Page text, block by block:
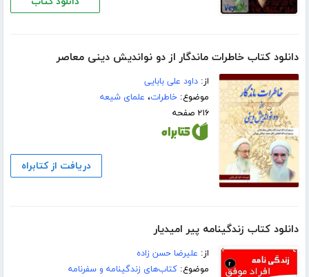
دانلود کتاب خاطرات ماندگار از دو نواندیش دینی معاصر
از:داود علی بابایی
موضوع:خاطرات، علمای شیعه
۲۱۶ صفحه
دریافت از کتابراه
دانلود کتاب زندگینامه پیر امیدیار
از: علیرضا حسن زاده
موضوع:کتاب‌های زندگینامه و سفرنامه